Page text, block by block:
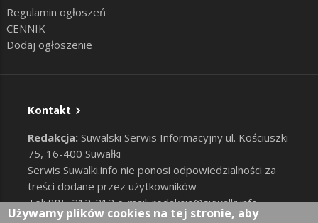
Regulamin ogłoszeń
CENNIK
Dodaj ogłoszenie
Kontakt
Redakcja: Suwalski Serwis Informacyjny ul. Kościuszki
75, 16-400 Suwałki
Serwis Suwalki.info nie ponosi odpowiedzialności za
treści dodane przez użytkowników
Tel: 885-212-212 e-mail:redakcja@suwalki.info,
reklama@suwalki.info
Używamy plików cookies na tej stronie, aby